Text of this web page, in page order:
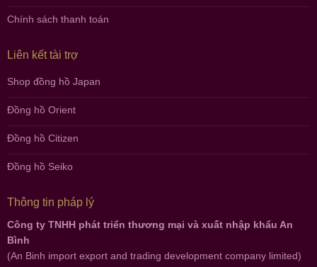
Chính sách thanh toán
Liên kết tài trợ
Shop đồng hồ Japan
Đồng hồ Orient
Đồng hồ Citizen
Đồng hồ Seiko
Thông tin pháp lý
Công ty TNHH phát triển thương mại và xuất nhập khẩu An
Bình
(An Binh import export and trading development company limited)